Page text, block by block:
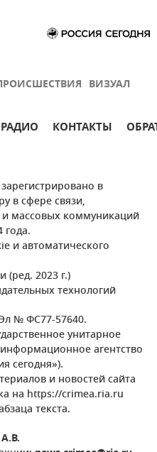
ВИЗУАЛ
РАДИО КОНТАКТЫ
в
в сфере связи,
массовых коммуникаций
года.
и автоматического
(ред. 2023 г.)
технологий
№ ФС77-57640.
унитарное
агентство
сегодня»).
и новостей сайта
на https://crimea.ria.ru
текста.